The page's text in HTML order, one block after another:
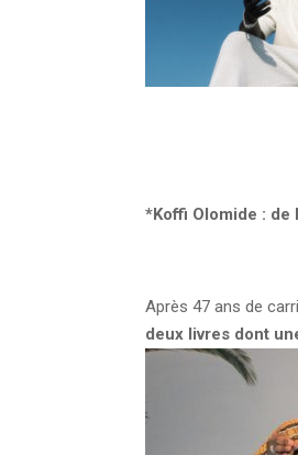
*Koffi Olomide :
Après 47 ans de
deux livres dont